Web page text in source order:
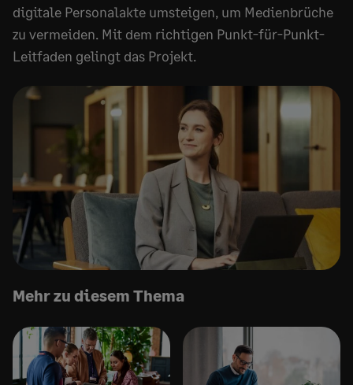
digitale Personalakte umsteigen, um Medienbrüche
zu vermeiden. Mit dem richtigen Punkt-für-Punkt-
Leitfaden gelingt das Projekt.
Mehr zu diesem Thema